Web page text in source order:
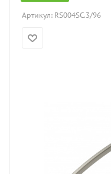
Артикул: RS004SC.3/96